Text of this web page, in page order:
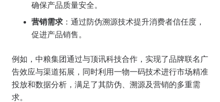
确保产品质量安全。
营销需求 ：通过防伪溯源技术提升消费者信任度，
促进产品销售。
例如，中粮集团通过与顶讯科技合作，实现了品牌联名广
告效应与渠道拓展，同时利用一物一码技术进行市场精准
投放和数据分析，满足了其防伪、溯源及营销的多重需
求。